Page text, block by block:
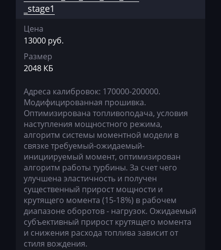
Genie
Genset
Great Wall
Groz
Hafei
Haima
Hamm
Hatz
Haval
Hawtai
Hidromek
_stage1
Цена
13000 руб.
Размер
2048 КБ
Адреса калибровок: 170000-200000.
Модифицированная прошивка.
Оптимизирована топливоподача, условия
наступления мощностного режима,
алгоритм системы моментной модели в
связке требуемый-ожидаемый-
инициируемый момент, оптимизирован
алгоритм работы турбины. За счет чего
улучшена эластичность и получен
существенный прирост мощности и
крутящего момента (15-18%) в рабочем
диапазоне оборотов - нагрузок. Ожидаемый
субъективный прирост крутящего момента
и снижения расхода топлива зависит от
стиля вождения.